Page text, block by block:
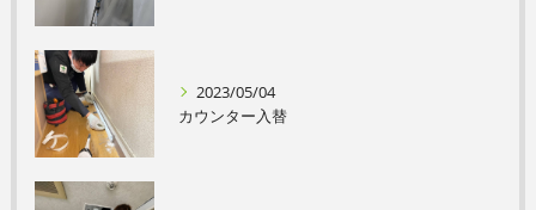
2023/05/04
カウンター入替